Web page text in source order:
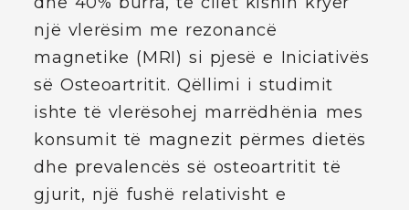
një vlerësim me rezonancë
magnetike (MRI) si pjesë e Iniciativës
së Osteoartritit. Qëllimi i studimit
ishte të vlerësohej marrëdhënia mes
konsumit të magnezit përmes dietës
dhe prevalencës së osteoartritit të
gjurit, një fushë relativisht e